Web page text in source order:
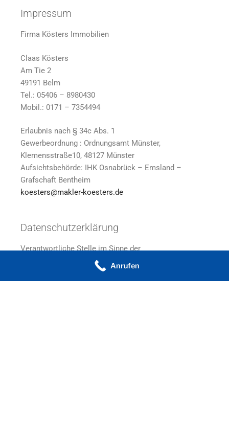
Impressum
Firma Kösters Immobilien
Claas Kösters
Am Tie 2
49191 Belm
Tel.: 05406 – 8980430
Mobil.: 0171 – 7354494
Erlaubnis nach § 34c Abs. 1
Gewerbeordnung : Ordnungsamt Münster,
Klemensstraße10, 48127 Münster
Aufsichtsbehörde: IHK Osnabrück – Emsland –
Grafschaft Bentheim
koesters@makler-koesters.de
Datenschutzerklärung
Verantwortliche Stelle im Sinne der
Datenschutzgesetze, insbesondere der EU-
Datenschutzgrundverordnung (DSGVO), ist: Herr Claas
Anrufen